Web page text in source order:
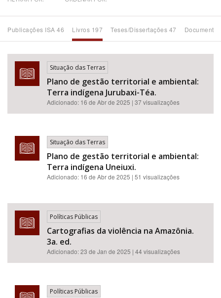
Subtema
Área de Levantamento
BUSCAR
Publicações ISA 46 Livros 197 Teses/Dissertações 47
Situação das Terras
Plano de gestão territorial e ambiental:
Terra indígena Jurubaxi-Téa.
Adicionado: 16 de Abr de 2025 | 37 visualizações
Situação das Terras
Plano de gestão territorial e ambiental:
Terra indígena Uneiuxi.
Adicionado: 16 de Abr de 2025 | 51 visualizações
Políticas Públicas
Cartografias da violência na Amazônia.
3a. ed.
Adicionado:23 de Jan de 2025 | 44 visualizações
Políticas Públicas